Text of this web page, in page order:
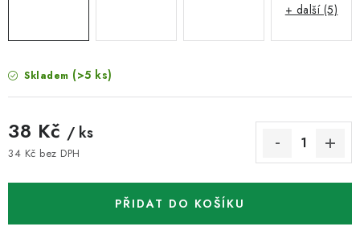
Skladem (>5 ks)
38 Kč / ks
34 Kč bez DPH
PŘIDAT DO KOŠÍKU
+ další (5)